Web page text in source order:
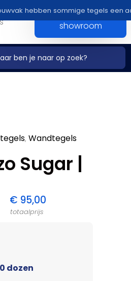
hebben sommige tegels een
Bezoek onze
showroom
, Wandtegels
Sugar |
€ 95,00
totaalprijs
0 dozen